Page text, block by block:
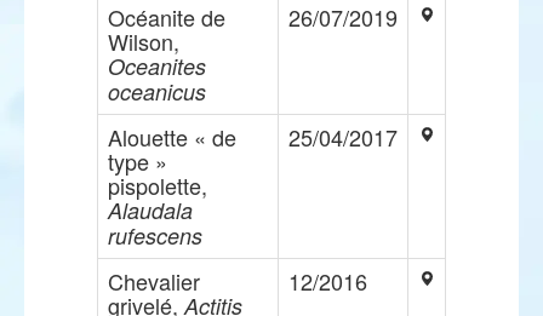
Océanite de
Wilson,
Oceanites
oceanicus
26/07/2019
Alouette « de
type »
pispolette,
Alaudala
rufescens
25/04/2017
Chevalier
grivelé, Actitis
12/2016